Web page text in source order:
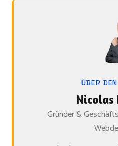
ÜBER
Nicolas
Gründer &